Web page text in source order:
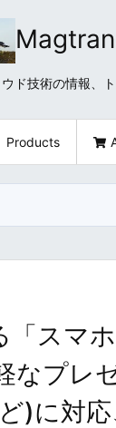
ド技術の情報、
Products
スマ
なプレ
)に対